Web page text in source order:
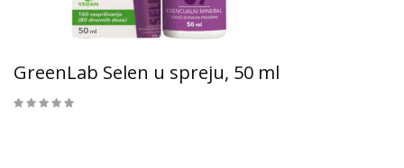
GreenLab Selen u spreju, 50 ml